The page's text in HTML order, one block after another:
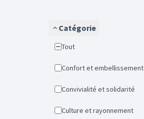
Catégorie
Tout
Confort et embellissement
Convivialité et solidarité
Culture et rayonnement